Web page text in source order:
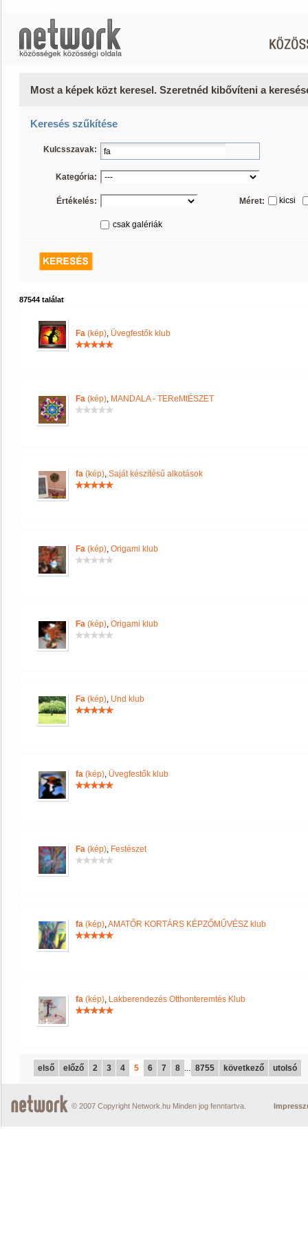
Most a képek közt keresel. Szeretnéd kibővíteni a
Keresés szűkítése
Kulcsszavak:
Kategória:
Értékelés: Méret: kicsi
csak galériák
87544 találat
Fa (kép), Üvegfestők klub
Fa (kép), MANDALA - TEReMtÉSZET
fa (kép), Saját készítésű alkotások
Fa (kép), Origami klub
Fa (kép), Origami klub
Fa (kép), Und klub
fa (kép), Üvegfestők klub
Fa (kép), Festészet
fa (kép),AMATŐR KORTÁRS KÉPZŐMŰVÉSZ klub
fa (kép), Lakberendezés Otthonteremtés Klub
első előző 2 3 4 5 6 7 8 ... 8755 következő utolsó
© 2007 Copyright Network.hu Minden jog fenntartva.